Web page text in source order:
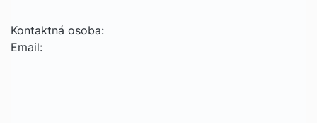
Kontaktná osoba:
Email: